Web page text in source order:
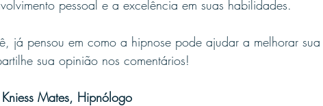
pessoal e a excelência em suas habilidades.
já pensou em como a hipnose pode ajudar a melhorar
sua opinião nos comentários!
Mates, Hipnólogo